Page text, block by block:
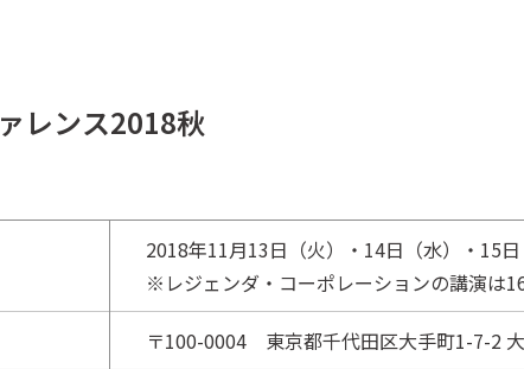
レンス2018秋
2018年11月13日（火）・14日（水）・15
※レジェンダ・コーポレーションの講演は
〒100-0004 東京都千代田区大手町1-7-2